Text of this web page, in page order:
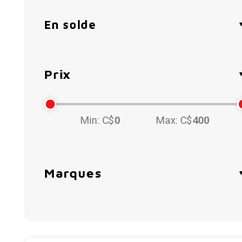
En solde
Prix
Min: C$0 Max: C$400
Marques